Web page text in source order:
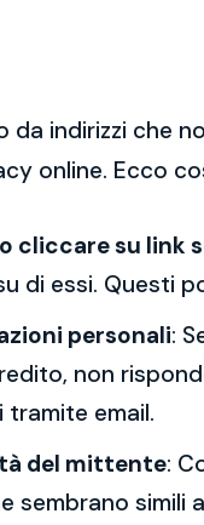
da indirizzi che
online. Ecco
cliccare su link
di essi. Questi
personali:
non
tramite email.
del mittente:
sembrano